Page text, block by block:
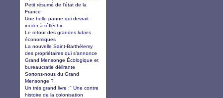
Petit résumé de l'état de la
France
Une belle panne qui devrait
inciter à réfléchir
Le retour des grandes lubies
économiques
La nouvelle Saint-Barthélemy
des propriétaires qui s’annonce
Grand Mensonge Écologique et
bureaucratie délirante
Sortons-nous du Grand
Mensonge ?
Un très grand livre :" Une contre
histoire de la colonisation